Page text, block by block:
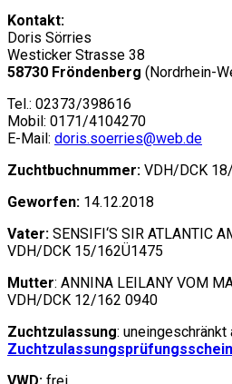
Kontakt:
Doris Sörries
Westicker Strasse 38
58730 Fröndenberg (Nordrhein-
Tel.: 02373/398616
Mobil: 0171/4104270
E-Mail: doris.soerries@web.de
Zuchtbuchnummer: VDH/DCK
Geworfen: 14.12.2018
Vater: SENSIFI‘S SIR ATLANTIC
VDH/DCK 15/162Ü1475
Mutter: ANNINA LEILANY VOM
VDH/DCK 12/162 0940
Zuchtzulassung: uneingeschränkt
Zuchtzulassungsprüfungsschein